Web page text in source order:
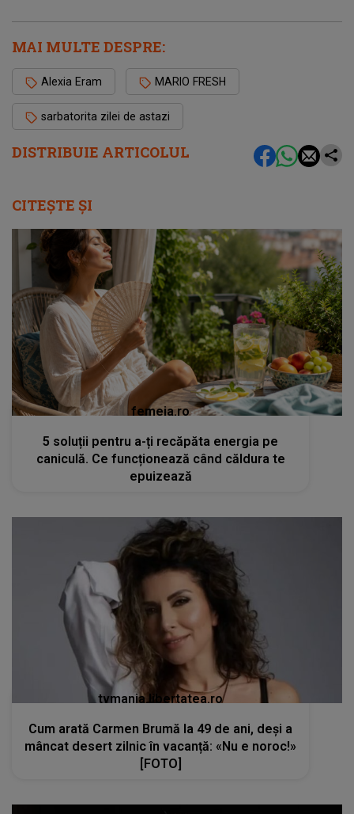
DISTRIBUIE ARTICOLUL
MAI MULTE DESPRE:
Alexia Eram MARIO FRESH
sarbatorita zilei de astazi
CITEȘTE ȘI
femeia.ro
5 soluții pentru a-ți recăpăta energia pe
caniculă. Ce funcționează când căldura te
epuizează
tvmania.libertatea.ro
Cum arată Carmen Brumă la 49 de ani, deși a
mâncat desert zilnic în vacanță: «Nu e noroc!»
[FOTO]